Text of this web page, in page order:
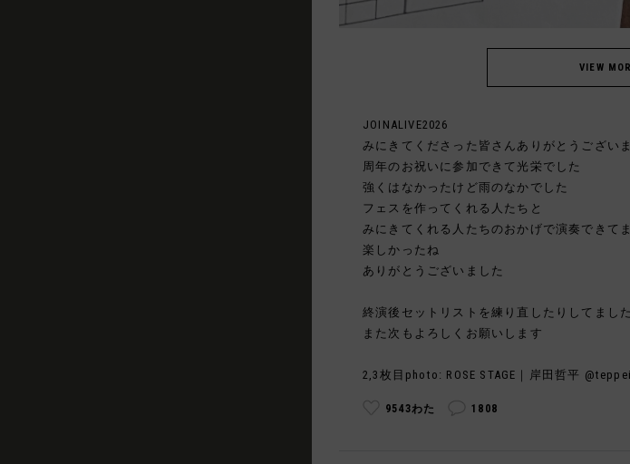
JOINALIVE2026
みにきてくださった皆さんありがとうござい
周年のお祝いに参加できて光栄でした
強くはなかったけど雨のなかでした
フェスを作ってくれる人たちと
みにきてくれる人たちのおかげで演奏できて
楽しかったね
ありがとうございました
終演後セットリストを練り直したりしてました
また次もよろしくお願いします
2,3枚目photo: ROSE STAGE｜岸田哲平
9543わた 1808